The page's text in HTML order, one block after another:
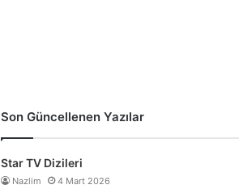
Son Güncellenen Yazılar
Star TV Dizileri
Nazlim 4 Mart 2026